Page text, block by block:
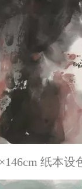
纸本设